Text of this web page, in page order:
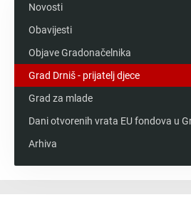
Novosti
Obavijesti
Objave Gradonačelnika
Grad Drniš - prijatelj djece
Grad za mlade
Dani otvorenih vrata EU fondova u
Arhiva